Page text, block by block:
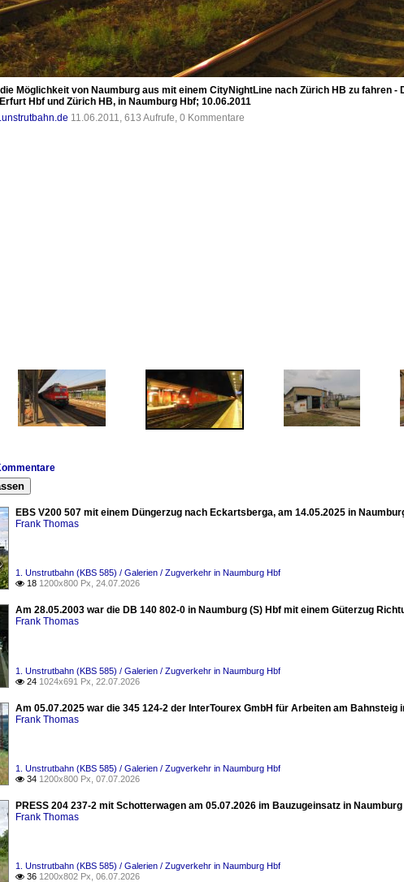
Möglichkeit von Naumburg aus mit einem CityNightLine nach Zürich HB zu fahren -
Hbf und Zürich HB, in Naumburg Hbf; 10.06.2011
11.06.2011, 613 Aufrufe, 0 Kommentare
EBS V200 507 mit einem Düngerzug nach Eckartsberga, am 14.05.2025 in
Frank Thomas
1. Unstrutbahn (KBS 585) / Galerien / Zugverkehr in Naumburg Hbf
 18 1200x800 Px, 24.07.2026
Am 28.05.2003 war die DB 140 802-0 in Naumburg (S) Hbf mit einem Güterzug
Frank Thomas
1. Unstrutbahn (KBS 585) / Galerien / Zugverkehr in Naumburg Hbf
 24 1024x691 Px, 22.07.2026
Am 05.07.2025 war die 345 124-2 der InterTourex GmbH für Arbeiten am Bahnsteig
Frank Thomas
1. Unstrutbahn (KBS 585) / Galerien / Zugverkehr in Naumburg Hbf
 34 1200x800 Px, 07.07.2026
PRESS 204 237-2 mit Schotterwagen am 05.07.2026 im Bauzugeinsatz in
Frank Thomas
1. Unstrutbahn (KBS 585) / Galerien / Zugverkehr in Naumburg Hbf
 36 1200x802 Px, 06.07.2026